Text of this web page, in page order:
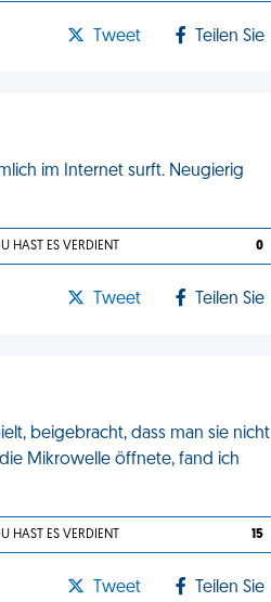
Tweet Teilen Sie
im Internet surft. Neugierig
HAST ES VERDIENT 0
Tweet Teilen Sie
beigebracht, dass man sie nicht
Mikrowelle öffnete, fand ich
HAST ES VERDIENT 15
Tweet Teilen Sie